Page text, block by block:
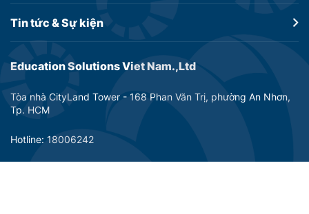
Education Solutions Viet Nam.,Ltd
Tòa nhà CityLand Tower - 168 Phan Văn Trị, phường An Nhơn,
Tp. HCM
Hotline: 18006242
Tin tức &Sự kiện